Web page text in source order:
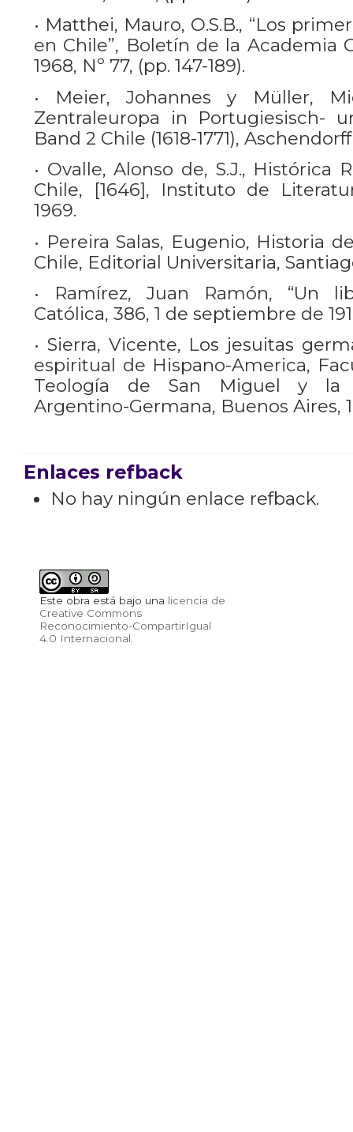
• Matthei, Mauro, O.S.B., “Los
en Chile”, Boletín de la Academia
1968, Nº 77, (pp. 147-189).
• Meier, Johannes y Müller,
Zentraleuropa in Portugiesisch-
Band 2 Chile (1618-1771),
• Ovalle, Alonso de, S.J., Histórica
Chile, [1646], Instituto de
1969.
• Pereira Salas, Eugenio, Historia
Chile, Editorial Universitaria,
• Ramírez, Juan Ramón, “Un
Católica, 386, 1 de septiembre de
• Sierra, Vicente, Los jesuitas
espiritual de Hispano-America,
Teología de San Miguel y la
Argentino-Germana, Buenos Aires,
Enlaces refback
No hay ningún enlace refback.
Este obra está bajo una licencia de
Creative Commons
Reconocimiento-CompartirIgual
4.0 Internacional.